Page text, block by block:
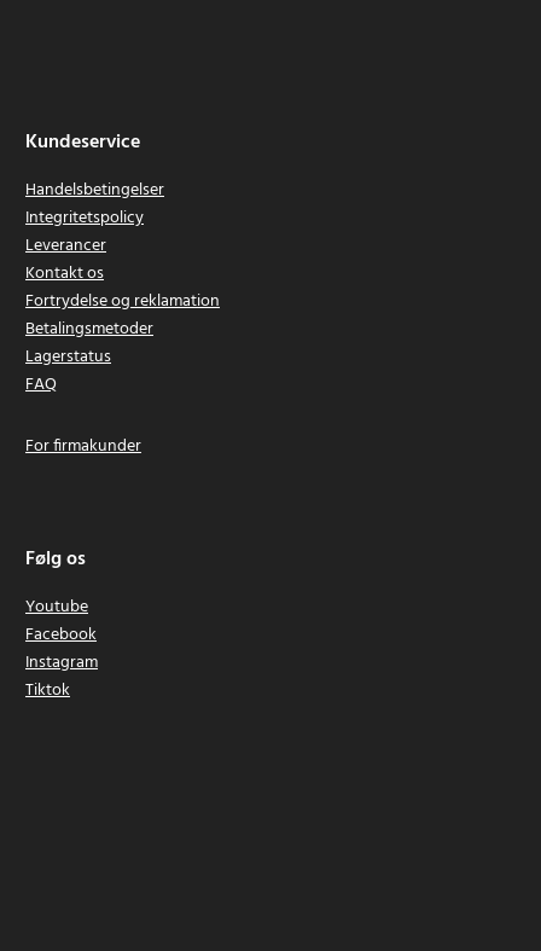
Kundeservice
Handelsbetingelser
Integritetspolicy
Leverancer
Kontakt os
Fortrydelse og reklamation
Betalingsmetoder
Lagerstatus
FAQ
For firmakunder
Følg os
Youtube
Facebook
Instagram
Tiktok